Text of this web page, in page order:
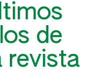
de
revista